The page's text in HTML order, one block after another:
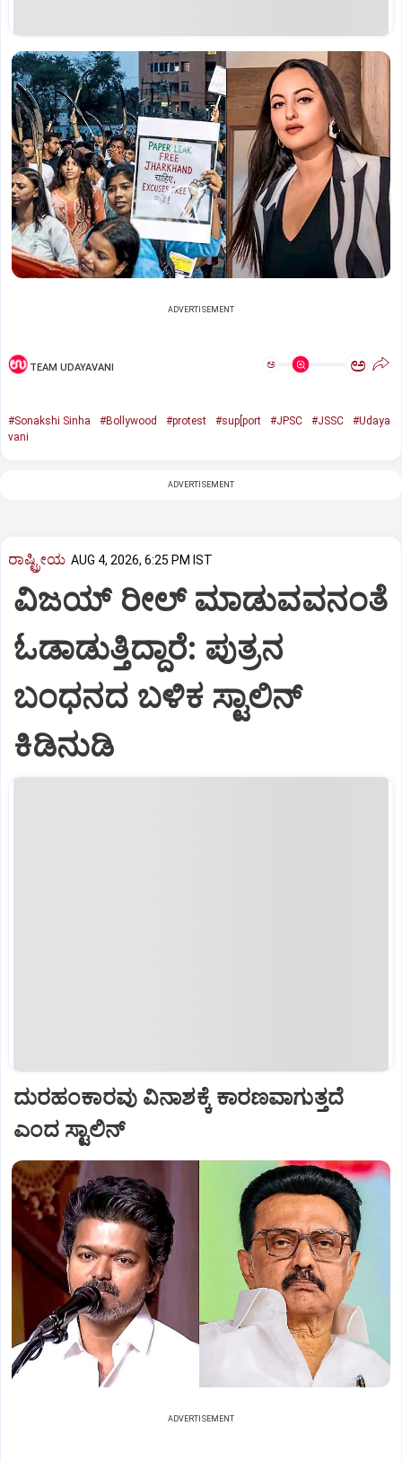
ADVERTISEMENT
TEAM UDAYAVANI ಅ ಅ
#Sonakshi Sinha #Bollywood #protest #sup[port #JPSC #JSSC
#Udaya
vani
ADVERTISEMENT
ರಾಷ್ಟ್ರೀಯ AUG 4, 2026, 6:25 PM IST
ವಿಜಯ್ ರೀಲ್ ಮಾಡುವವನಂತೆ
ಓಡಾಡುತ್ತಿದ್ದಾರೆ: ಪುತ್ರನ
ಬಂಧನದ ಬಳಿಕ ಸ್ಟಾಲಿನ್‌
ಕಿಡಿನುಡಿ
ದುರಹಂಕಾರವು ವಿನಾಶಕ್ಕೆ ಕಾರಣವಾಗುತ್ತದೆ
ಎಂದ ಸ್ಟಾಲಿನ್
ADVERTISEMENT